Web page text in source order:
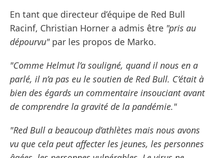
En tant que directeur d’équipe de Red Bull
Racinf, Christian Horner a admis être "pris au
dépourvu"par les propos de Marko.
"Comme Helmut l’a souligné, quand il nous en a
parlé, il n’a pas eu le soutien de Red Bull. C’était à
bien des égards un commentaire insouciant avant
de comprendre la gravité de la pandémie."
"Red Bull a beaucoup d’athlètes mais nous avons
vu que cela peut affecter les jeunes, les personnes